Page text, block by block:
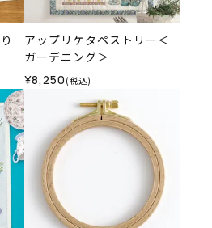
アップリケタペストリー＜
ガーデニング＞
¥8,250 (税込)